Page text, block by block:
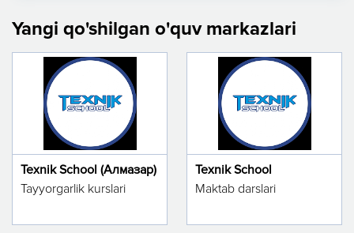
Yangi qo'shilgan o'quv markazlari
Texnik School (Алмазар)
Tayyorgarlik kurslari
Texnik School
Maktab darslari